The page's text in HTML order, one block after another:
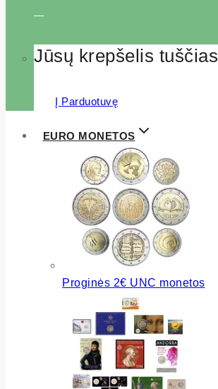
Jūsų krepšelis tuščias
Į Parduotuvę
EURO MONETOS
Proginės 2€ UNC monetos